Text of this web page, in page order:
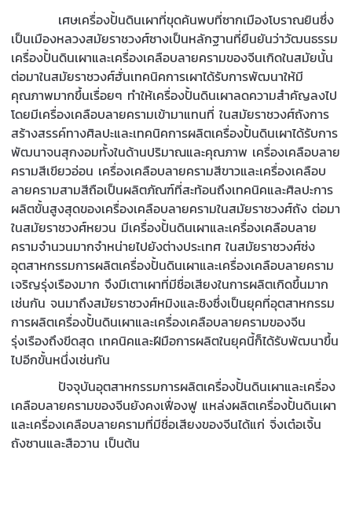
เศษเครื่องปั้นดินเผาที่ขุดค้นพบที่ซากเมืองโบราณยินซึ่ง
เป็นเมืองหลวงสมัยราชวงศ์ซางเป็นหลักฐานที่ยืนยันว่าวัฒนธรรม
เครื่องปั้นดินเผาและเครื่องเคลือบลายครามของจีนเกิดในสมัยนั้น
ต่อมาในสมัยราชวงศ์ฮั่นเทคนิคการเผาได้รับการพัฒนาให้มี
คุณภาพมากขึ้นเรื่อยๆ ทำให้เครื่องปั้นดินเผาลดความสำคัญลงไป
โดยมีเครื่องเคลือบลายครามเข้ามาแทนที่ ในสมัยราชวงศ์ถังการ
สร้างสรรค์ทางศิลปะและเทคนิคการผลิตเครื่องปั้นดินเผาได้รับการ
พัฒนาจนสุกงอมทั้งในด้านปริมาณและคุณภาพ เครื่องเคลือบลาย
ครามสีเขียวอ่อน เครื่องเคลือบลายครามสีขาวและเครื่องเคลือบ
ลายครามสามสีถือเป็นผลิตภัณฑ์ที่สะท้อนถึงเทคนิคและศิลปะการ
ผลิตขั้นสูงสุดของเครื่องเคลือบลายครามในสมัยราชวงศ์ถัง ต่อมา
ในสมัยราชวงศ์หยวน มีเครื่องปั้นดินเผาและเครื่องเคลือบลาย
ครามจำนวนมากจำหน่ายไปยังต่างประเทศ ในสมัยราชวงศ์ซ่ง
อุตสาหกรรมการผลิตเครื่องปั้นดินเผาและเครื่องเคลือบลายคราม
เจริญรุ่งเรืองมาก จึงมีเตาเผาที่มีชื่อเสียงในการผลิตเกิดขึ้นมาก
เช่นกัน จนมาถึงสมัยราชวงศ์หมิงและชิงซึ่งเป็นยุคที่อุตสาหกรรม
การผลิตเครื่องปั้นดินเผาและเครื่องเคลือบลายครามของจีน
รุ่งเรืองถึงขีดสุด เทคนิคและฝีมือการผลิตในยุคนี้ก็ได้รับพัฒนาขึ้น
ไปอีกขั้นหนึ่งเช่นกัน
ปัจจุบันอุตสาหกรรมการผลิตเครื่องปั้นดินเผาและเครื่อง
เคลือบลายครามของจีนยังคงเฟื่องฟู แหล่งผลิตเครื่องปั้นดินเผา
และเครื่องเคลือบลายครามที่มีชื่อเสียงของจีนได้แก่ จิ่งเต๋อเจิ้น
ถังซานและสือวาน เป็นต้น